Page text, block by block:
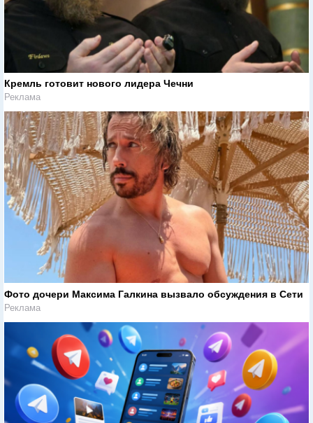
Кремль готовит нового лидера Чечни
Реклама
Фото дочери Максима Галкина вызвало обсуждения в Сети
Реклама